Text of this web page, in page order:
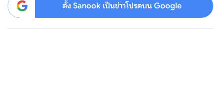
ตั้ง Sanook เป็นข่าวโปรดบน Google